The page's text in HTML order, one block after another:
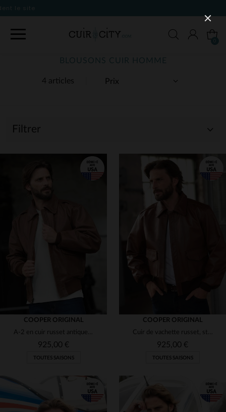
4 articles
BLOUSONS CUIR HOMME
Filtrer
(3)
(3)
(1)
(4)
(4)
COOPER ORIGINAL
A-2 en cuir russet antique, coupe classique et robustesse militaire.
925,00 €
TOUTES SAISONS
COOPER ORIGINAL
Cuir de vachette russet, style A-2 vintage des blousons de l'USAAF.
925,00 €
TOUTES SAISONS